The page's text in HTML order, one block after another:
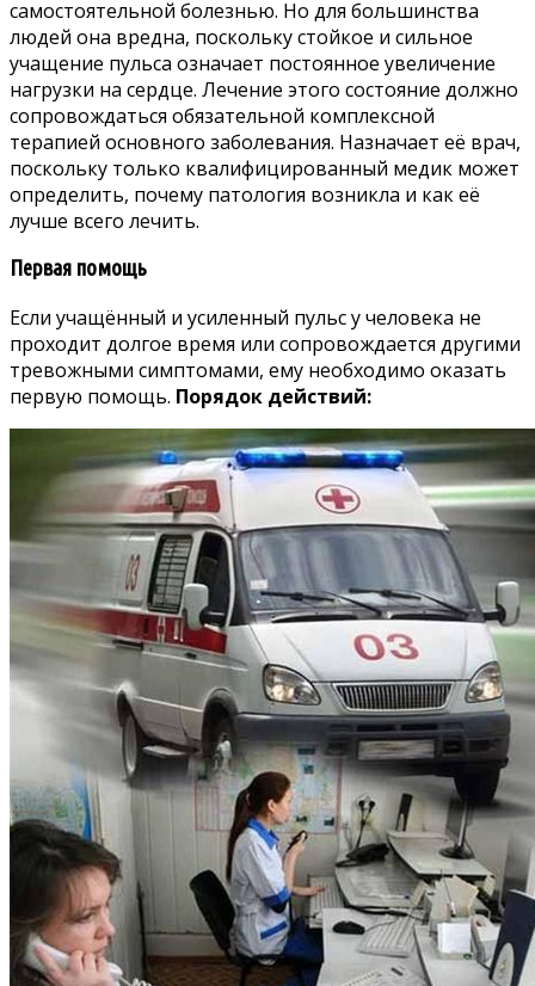
самостоятельной болезнью. Но для большинства
людей она вредна, поскольку стойкое и сильное
учащение пульса означает постоянное увеличение
нагрузки на сердце. Лечение этого состояние должно
сопровождаться обязательной комплексной
терапией основного заболевания. Назначает её врач,
поскольку только квалифицированный медик может
определить, почему патология возникла и как её
лучше всего лечить.
Первая помощь
Если учащённый и усиленный пульс у человека не
проходит долгое время или сопровождается другими
тревожными симптомами, ему необходимо оказать
первую помощь. Порядок действий: